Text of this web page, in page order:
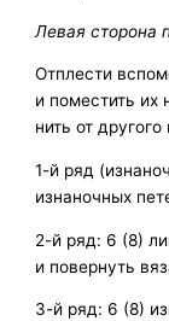
Левая сторона
Отплести
и поместить
нить от
1-й ряд
изнаночных
2-й ряд: 6 (8)
и повернуть
3-й ряд: 6 (8)